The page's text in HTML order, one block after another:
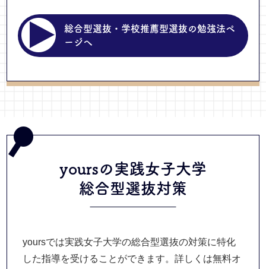
総合型選抜・学校推薦型選抜の勉強法ペ
ージへ
yoursの実践女子大学
総合型選抜対策
yoursでは実践女子大学の総合型選抜の対策に特化
した指導を受けることができます。詳しくは無料オ